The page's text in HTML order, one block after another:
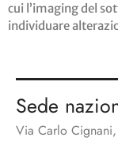
cui l’imaging del
individuare
Sede
Via Carlo